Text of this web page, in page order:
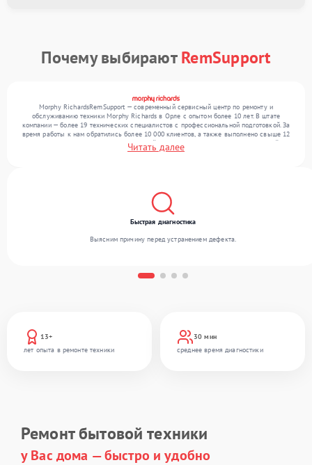
Почему выбираютRemSupport
Morphy RichardsRemSupport — современный сервисный центр по ремонту и
обслуживанию техники Morphy Richards в Орле с опытом более 10 лет. В штате
компании — более 19 технических специалистов с профессиональной подготовкой. За
время работы к нам обратились более 10 000 клиентов, а также выполнено свыше 12
000 ремонтов. Ежемесячно в сервисный центр поступает более 300 обращений,
включая , , . Мы беремся за задачи любой сложности и гарантируем высокое
Читать далее
13+
лет опыта в ремонте техники
30 мин
среднее время диагностики
Быстрая диагностика
Выясним причину перед устранением дефекта.
Ремонт бытовой техники
у Вас дома — быстро и удобно